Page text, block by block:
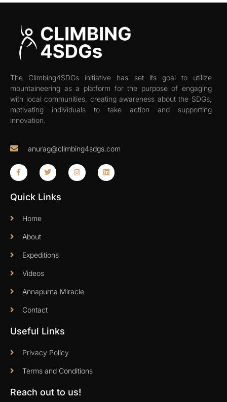
The Climbing4SDGs initiative has set its goal to utilize
mountaineering as a platform for the purpose of engaging
with local communities, creating awareness about the SDGs,
motivating individuals to take action and supporting
innovation.
anurag@climbing4sdgs.com
Quick Links
Home
About
Expeditions
Videos
Annapurna Miracle
Contact
Useful Links
Privacy Policy
Terms and Conditions
Reach out to us!